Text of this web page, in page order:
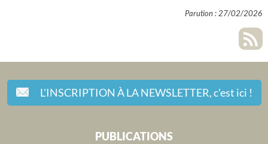
Parution : 27/02/2026
L'INSCRIPTION À LA NEWSLETTER,c'est ici !
PUBLICATIONS